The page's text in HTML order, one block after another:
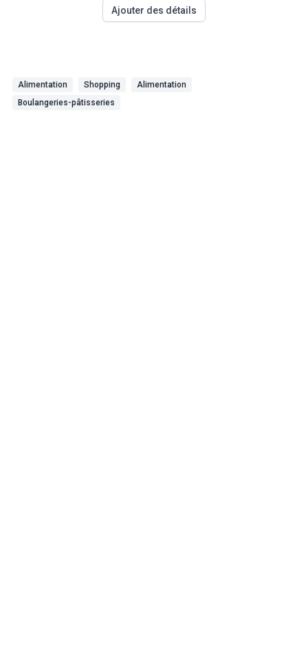
Ajouter des détails
Alimentation Shopping
Alimentation
Boulangeries-pâtisseries